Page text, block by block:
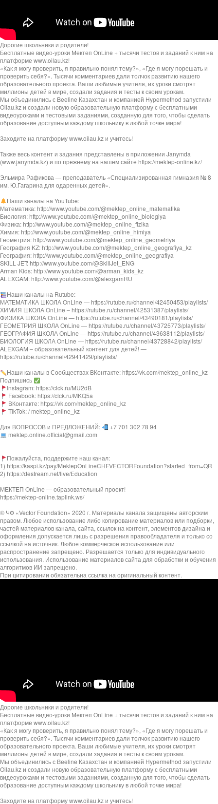
Дорогие школьники и родители!
Бесплатные видео-уроки Мектеп OnLine + тысячи тестов и заданий к ним на
платформе www.oilau.kz!
«Как я могу проверить, я правильно понял тему?», «Где я могу порешать и
проверить себя?». Тысячи комментариев дали толчок развитию нашего
образовательного проекта. Ваши любимые учителя, их уроки смотрят
миллионы детей в мире, создали задания и тесты к своим урокам.
Мы объединились с Beeline Казахстан и компанией Hypermethod запустили
Oilau.kz и создали новую образовательную платформу с бесплатными
видеоуроками и тестовыми заданиями, созданную для того, чтобы сделать
образование доступным каждому школьнику в любой точке мира!
Заходите на платформу www.oilau.kz и учитесь!
Также весь контент и задания представлены в приложении Janymda
(www.janymda.kz) и по прежнему на нашем сайте https://mektep-online.kz/
Эльмира Рафикова — преподаватель «Специализированная гимназия № 8
им. Ю.Гагарина для одаренных детей».
Наши каналы на YouTube:
Математика: http://www.youtube.com/@mektep_online_matematika
Биология: http://www.youtube.com/@mektep_online_biologiya
Физика: http://www.youtube.com/@mektep_online_fizika
Химия: http://www.youtube.com/@mektep_online_himiya
Геометрия: http://www.youtube.com/@mektep_online_geometriya
География KZ: http://www.youtube.com/@mektep_online_geografiya_kz
География: http://www.youtube.com/@mektep_online_geografiya
SKILL JET: http://www.youtube.com/@SkillJet_ENG
Arman Kids: http://www.youtube.com/@arman_kids_kz
ALEXGAM: http://www.youtube.com/@alexgamRU
Наши каналы на Rutube:
МАТЕМАТИКА ШКОЛА OnLine — https://rutube.ru/channel/42450453/playlists/
ХИМИЯ ШКОЛА OnLine – https://rutube.ru/channel/42531387/playlists/
ФИЗИКА ШКОЛА OnLine — https://rutube.ru/channel/43490181/playlists/
ГЕОМЕТРИЯ ШКОЛА OnLine — https://rutube.ru/channel/43725773/playlists/
ГЕОГРАФИЯ ШКОЛА OnLine — https://rutube.ru/channel/43638112/playlists/
БИОЛОГИЯ ШКОЛА OnLine — https://rutube.ru/channel/43728842/playlists/
ALEXGAM – образовательный контент для детей! —
https://rutube.ru/channel/42941429/playlists/
Наши каналы в Сообществах ВКонтакте: https://vk.com/mektep_online_kz
Подпишись
Instagram: https://clck.ru/MU2dB
Facebook: https://clck.ru/MKQ5a
ВКонтакте: https://vk.com/mektep_online_kz
TikTok: / mektep_online_kz
Для ВОПРОСОВ и ПРЕДЛОЖЕНИЙ:
+7 701 302 78 94
mektep.online.official@gmail.com
Пожалуйста, поддержите наш канал:
1) https://kaspi.kz/pay/MektepOnLineCHFVECTORFoundation?started_from=QR
2) https://destream.net/live/Education
МЕКТЕП OnLine — образовательный проект!
https://mektep-online.taplink.ws/
© ЧФ «Vector Foundation» 2020 г. Материалы канала защищены авторским
правом. Любое использование либо копирование материалов или подборки,
частей материалов канала, сайта, ссылок на контент, элементов дизайна и
оформления допускается лишь с разрешения правообладателя и только со
ссылкой на источник. Любое коммерческое использование или
распространение запрещено. Разрешается только для индивидуального
использования. Использование материалов сайта для обработки и обучения
алгоритмов ИИ запрещено.
При цитировании обязательна ссылка на оригинальный контент.
Дорогие школьники и родители!
Бесплатные видео-уроки Мектеп OnLine + тысячи тестов и заданий к ним на
платформе www.oilau.kz!
«Как я могу проверить, я правильно понял тему?», «Где я могу порешать и
проверить себя?». Тысячи комментариев дали толчок развитию нашего
образовательного проекта. Ваши любимые учителя, их уроки смотрят
миллионы детей в мире, создали задания и тесты к своим урокам.
Мы объединились с Beeline Казахстан и компанией Hypermethod запустили
Oilau.kz и создали новую образовательную платформу с бесплатными
видеоуроками и тестовыми заданиями, созданную для того, чтобы сделать
образование доступным каждому школьнику в любой точке мира!
Заходите на платформу www.oilau.kz и учитесь!